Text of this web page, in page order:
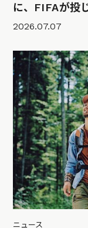
に、FIFAが投
2026.07.07
ニュース